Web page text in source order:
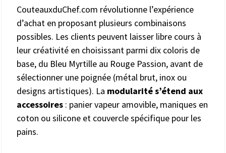
CouteauxduChef.com révolutionne l’expérience
d’achat en proposant plusieurs combinaisons
possibles. Les clients peuvent laisser libre cours à
leur créativité en choisissant parmi dix coloris de
base, du Bleu Myrtille au Rouge Passion, avant de
sélectionner une poignée (métal brut, inox ou
designs artistiques). La modularité s’étend aux
accessoires : panier vapeur amovible, maniques en
coton ou silicone et couvercle spécifique pour les
pains.